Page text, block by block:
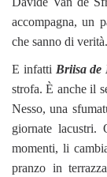
accompagna, un
che sanno di verità.
E infatti Briisa de
strofa. È anche il
Nesso, una
giornate
momenti, li
pranzo in